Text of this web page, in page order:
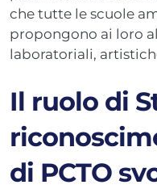
che tutte le scuole
propongono ai loro
laboratoriali,
Il ruolo di
di PCTO